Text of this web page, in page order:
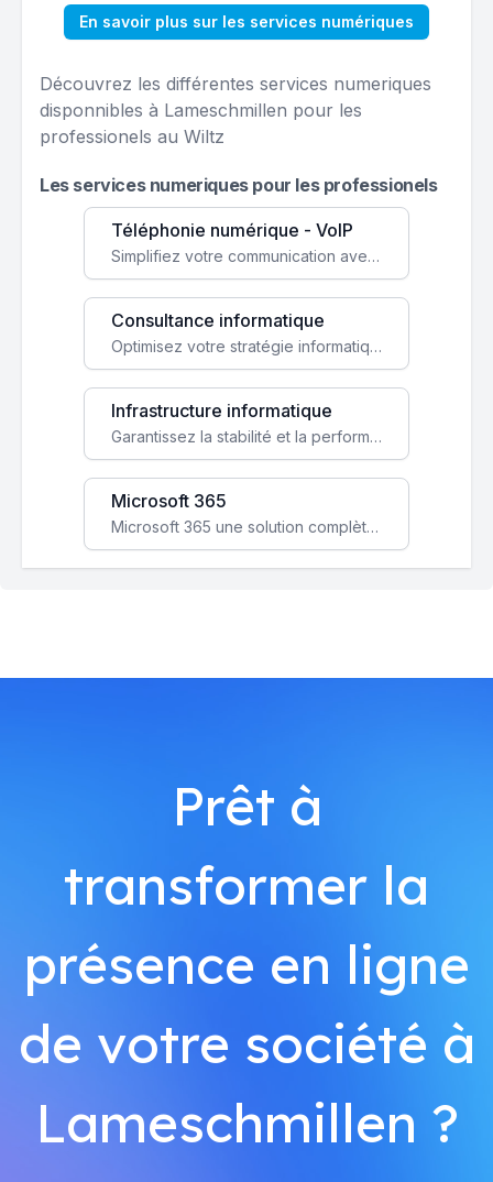
En savoir plus sur les services numériques
Découvrez les différentes services numeriques
disponnibles à Lameschmillen pour les
professionels au Wiltz
Les services numeriques pour les professionels
Téléphonie numérique - VoIP
Simplifiez votre communication avec une solution VoIP flexible, économique et adaptée à vos besoins professionnels.
Consultance informatique
Optimisez votre stratégie informatique avec l'expertise de nos consultants pour améliorer votre efficacité et sécurité.
Infrastructure informatique
Garantissez la stabilité et la performance de votre entreprise avec une infrastructure IT sécurisée et évolutive.
Microsoft 365
Microsoft 365 une solution complète qui booste votre productivité, renforce la sécurité de vos données et facilite la collaboration.
Prêt à
transformer la
présence en ligne
de votre société à
Lameschmillen ?